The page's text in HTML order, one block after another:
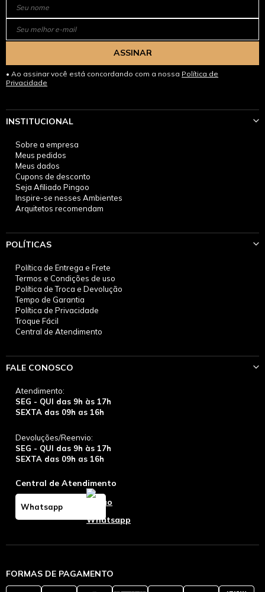
ASSINAR
Ao assinar você está concordando com a nossa Política de
Privacidade
INSTITUCIONAL
Sobre a empresa
Meus pedidos
Meus dados
Cupons de desconto
Seja Afiliado Pingoo
Inspire-se nesses Ambientes
Arquitetos recomendam
POLÍTICAS
Política de Entrega e Frete
Termos e Condições de uso
Política de Troca e Devolução
Tempo de Garantia
Política de Privacidade
Troque Fácil
Central de Atendimento
FALE CONOSCO
Atendimento:
SEG - QUI das 9h às 17h
SEXTA das 09h as 16h
Devoluções/Reenvio:
SEG - QUI das 9h às 17h
SEXTA das 09h as 16h
Central de Atendimento
Whatsapp
FORMAS DE PAGAMENTO